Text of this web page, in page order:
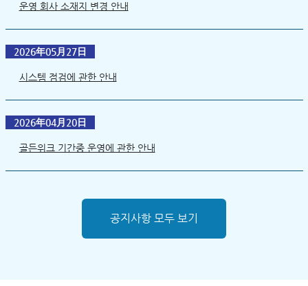
운영 회사 소재지 변경 안내
2026年05月27日
시스템 점검에 관한 안내
2026年04月20日
골든위크 기간중 운영에 관한 안내
공지사항 모두 보기